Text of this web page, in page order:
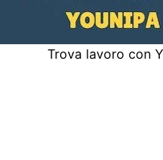
Trova lavoro con